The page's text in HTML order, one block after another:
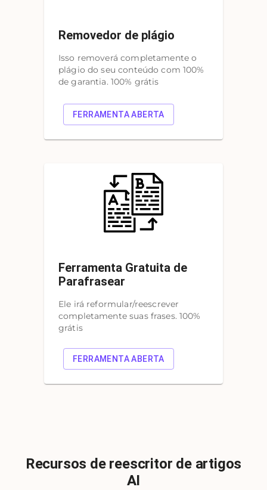
Removedor de plágio
Isso removerá completamente o
plágio do seu conteúdo com 100%
de garantia. 100% grátis
FERRAMENTA ABERTA
Ferramenta Gratuita de
Parafrasear
Ele irá reformular/reescrever
completamente suas frases. 100%
grátis
FERRAMENTA ABERTA
Recursos de reescritor de artigos
AI